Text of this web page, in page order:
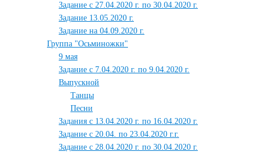
Задание с 27.04.2020 г. по 30.04.2020 г.
Задание 13.05.2020 г.
Задание на 04.09.2020 г.
Группа "Осьминожки"
9 мая
Задание с 7.04.2020 г. по 9.04.2020 г.
Выпускной
Танцы
Песни
Задания с 13.04.2020 г. по 16.04.2020 г.
Задание с 20.04. по 23.04.2020 г.г.
Задание с 28.04.2020 г. по 30.04.2020 г.